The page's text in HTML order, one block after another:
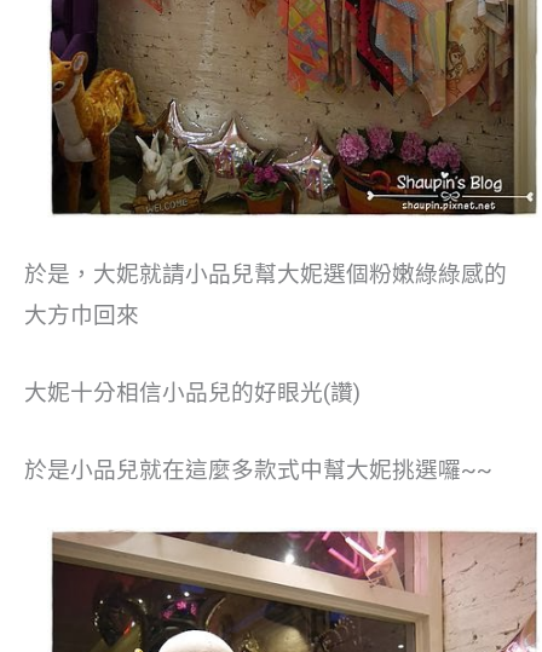
於是，大妮就請小品兒幫大妮選個粉嫩綠綠感的
大方巾回來
大妮十分相信小品兒的好眼光(讚)
於是小品兒就在這麼多款式中幫大妮挑選囉~~